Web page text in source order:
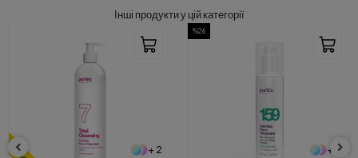
Інші продукти у цій категорії
+ 2
%30
+ 3